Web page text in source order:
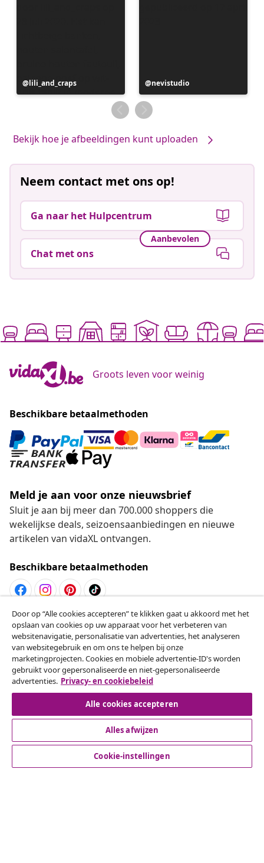
Bericht
gepubliceerd
lili_and_craps
Bericht
gepubliceerd
door
nevistudio
Bekijk hoe je afbeeldingen kunt uploaden
Neem contact met ons op!
Ga naar het Hulpcentrum
Aanbevolen
Chat met ons
Groots leven voor weinig
Beschikbare betaalmethoden
Meld je aan voor onze nieuwsbrief
Sluit je aan bij meer dan 700.000 shoppers die
wekelijkse deals, seizoensaanbiedingen en nieuwe
artikelen van vidaXL ontvangen.
Beschikbare betaalmethoden
Herroeping van de overeenkomst
Een annulering voor je bestelling indienen
Herroeping van de overeenkomst
Klantenservice
Door op “Alle cookies accepteren” te klikken gaat u akkoord met het
opslaan van cookies op uw apparaat voor het verbeteren van
websitenavigatie, personalisatie van advertenties, het analyseren
van websitegebruik en om ons te helpen bij onze
marketingprojecten. Cookies en mobiele advertentie-ID's worden
gebruikt voor gepersonaliseerde en niet-gepersonaliseerde
advertenties. Privacy- en cookiebeleid
Alle cookies accepteren
Alles afwijzen
Cookie-instellingen